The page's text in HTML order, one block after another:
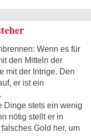
Wenn es für
den Mitteln der
mit der Intrige. Den
er ist ein
Dinge stets ein wenig
nötig stellt er in
Gold her, um